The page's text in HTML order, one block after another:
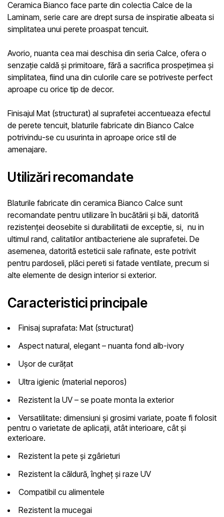
Ceramica Bianco face parte din colectia Calce de la
Laminam, serie care are drept sursa de inspiratie albeata si
simplitatea unui perete proaspat tencuit.
Avorio, nuanta cea mai deschisa din seria Calce, ofera o
senzație caldă și primitoare, fără a sacrifica prospețimea și
simplitatea, fiind una din culorile care se potriveste perfect
aproape cu orice tip de decor.
Finisajul Mat (structurat) al suprafetei accentueaza efectul
de perete tencuit, blaturile fabricate din Bianco Calce
potrivindu-se cu usurinta in aproape orice stil de
amenajare.
Utilizări recomandate
Blaturile fabricate din ceramica Bianco Calce sunt
recomandate pentru utilizare în bucătării și băi, datorită
rezistenței deosebite si durabilitatii de exceptie, si, nu in
ultimul rand, calitatilor antibacteriene ale suprafetei. De
asemenea, datorită esteticii sale rafinate, este potrivit
pentru pardoseli, plăci pereti si fatade ventilate, precum si
alte elemente de design interior si exterior.
Caracteristici principale
Finisaj suprafata: Mat (structurat)
Aspect natural, elegant – nuanta fond alb-ivory
Ușor de curățat
Ultra igienic (material neporos)
Rezistent la UV – se poate monta la exterior
Versatilitate: dimensiuni și grosimi variate, poate fi folosit
pentru o varietate de aplicații, atât interioare, cât și
exterioare.
Rezistent la pete și zgârieturi
Rezistent la căldură, îngheț și raze UV
Compatibil cu alimentele
Rezistent la mucegai